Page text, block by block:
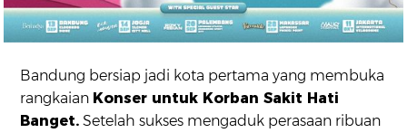
Bandung bersiap jadi kota pertama yang membuka
rangkaian Konser untuk Korban Sakit Hati
Banget. Setelah sukses mengaduk perasaan ribuan